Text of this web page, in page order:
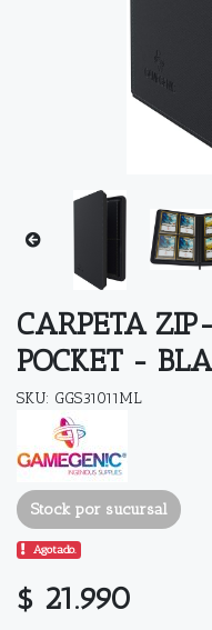
CARPETA
POCKET -
SKU: GGS31011ML
Stock por sucursal
Agotado.
$ 21.990